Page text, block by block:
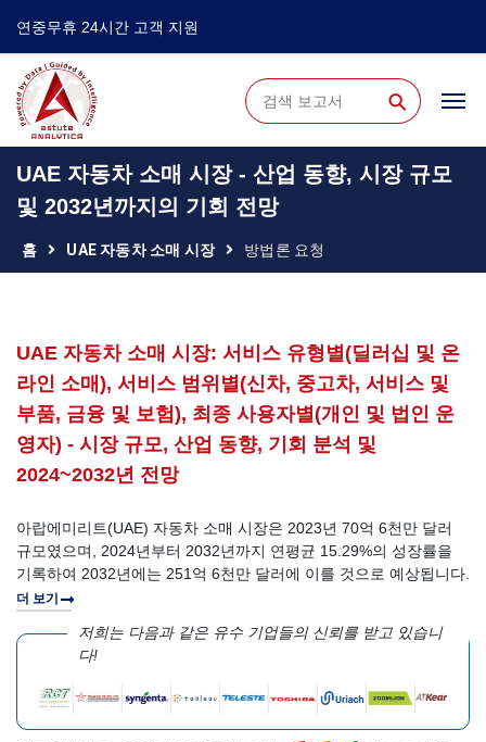
연중무휴 24시간 고객 지원
⚲
UAE 자동차 소매 시장 - 산업 동향, 시장 규모
및 2032년까지의 기회 전망
홈 UAE 자동차 소매 시장 방법론 요청
UAE 자동차 소매 시장: 서비스 유형별(딜러십 및 온
라인 소매), 서비스 범위별(신차, 중고차, 서비스 및
부품, 금융 및 보험), 최종 사용자별(개인 및 법인 운
영자) - 시장 규모, 산업 동향, 기회 분석 및
2024~2032년 전망
아랍에미리트(UAE) 자동차 소매 시장은 2023년 70억 6천만 달러
규모였으며, 2024년부터 2032년까지 연평균 15.29%의 성장률을
기록하여 2032년에는 251억 6천만 달러에 이를 것으로 예상됩니다.
더 보기
저희는 다음과 같은 유수 기업들의 신뢰를 받고 있습니
다!